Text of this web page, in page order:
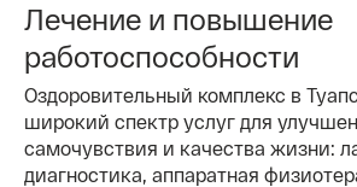
Лечение и повышение
работоспособности
Оздоровительный комплекс в
широкий спектр услуг для
самочувствия и качества жизни:
диагностика, аппаратная